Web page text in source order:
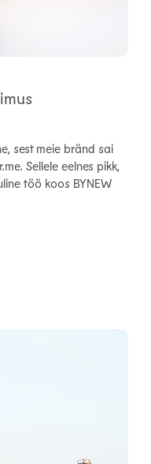
sest meie bränd sai
Sellele eelnes pikk,
töö koos BYNEW